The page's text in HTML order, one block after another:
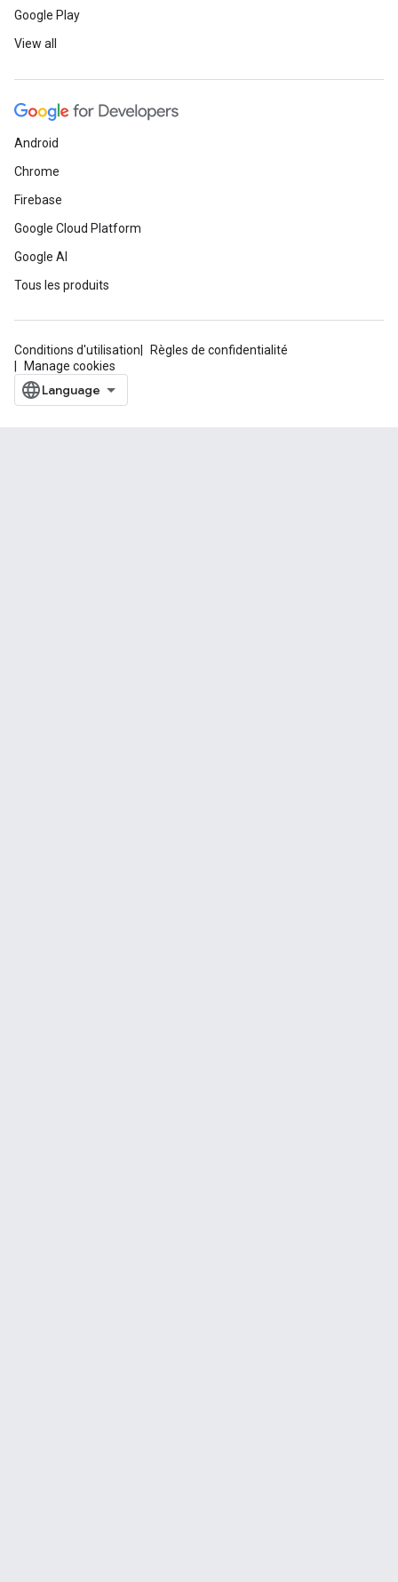
Google Play
View all
Android
Chrome
Firebase
Google Cloud Platform
Google AI
Tous les produits
Conditions d'utilisation
Règles de confidentialité
Manage cookies